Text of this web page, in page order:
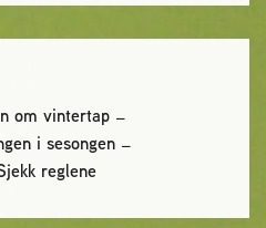
om vintertap
i sesongen
reglene